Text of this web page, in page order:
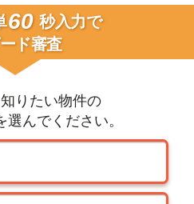
60 秒入力で
ド審査
りたい物件の
選んでください。